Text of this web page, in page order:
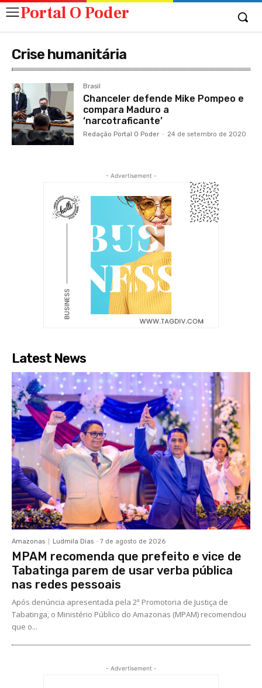
Portal O Poder
Crise humanitária
Brasil
Chanceler defende Mike Pompeo e
compara Maduro a
‘narcotraficante’
Redação Portal O Poder - 24 de setembro de 2020
- Advertisement -
Latest News
Amazonas Ludmila Dias - 7 de agosto de 2026
MPAM recomenda que prefeito e vice de
Tabatinga parem de usar verba pública
nas redes pessoais
Após denúncia apresentada pela 2ª Promotoria de Justiça de
Tabatinga, o Ministério Público do Amazonas (MPAM) recomendou
que o...
- Advertisement -